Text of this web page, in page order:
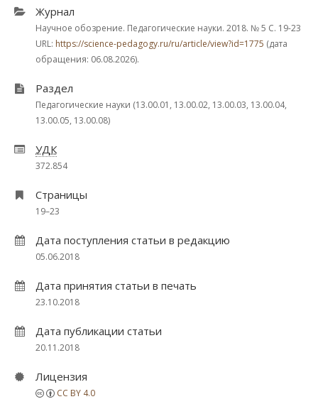
Журнал
Научное обозрение. Педагогические науки. 2018. № 5 С. 19-23
URL: https://science-pedagogy.ru/ru/article/view?id=1775 (дата
обращения: 06.08.2026).
Раздел
Педагогические науки (13.00.01, 13.00.02, 13.00.03, 13.00.04,
13.00.05, 13.00.08)
УДК
372.854
Страницы
19–23
Дата поступления статьи в редакцию
05.06.2018
Дата принятия статьи в печать
23.10.2018
Дата публикации статьи
20.11.2018
Лицензия
CC BY 4.0